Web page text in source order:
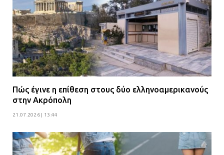
Πώς έγινε η επίθεση στους δύο ελληνοαμερικανούς
στην Ακρόπολη
21.07.2026 | 13:44